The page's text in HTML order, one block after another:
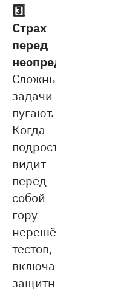
3️⃣
Страх
перед
неопределённостью
Сложные
задачи
пугают.
Когда
подросток
видит
перед
собой
гору
нерешённых
тестов,
включается
защитный